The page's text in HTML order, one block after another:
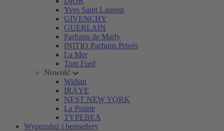
Yves Saint Laurent
GIVENCHY
GUERLAIN
Parfums de Marly
INITIO Parfums Privés
La Mer
Tom Ford
Nowość
Widian
IRÄYE
NEST NEW YORK
La Prairie
TYPEBEA
Wyprzedaż i bestsellery